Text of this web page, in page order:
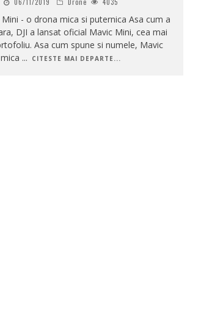
- o drona mica si puternica Asa cum a
DJI a lansat oficial Mavic Mini, cea mai
Asa cum spune si numele, Mavic
... CITESTE MAI DEPARTE...